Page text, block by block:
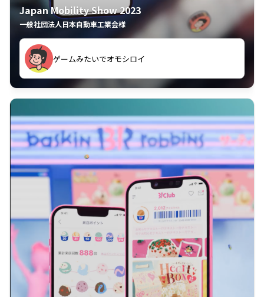
Japan Mobility Show 2023
一般社団法人日本自動車工業会様
ゲームみたいでオモシロイ
久々のモーターショーがアプリでもっと楽しめました